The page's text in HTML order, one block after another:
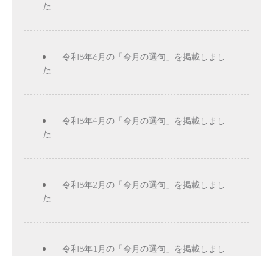
た
令和8年6月の「今月の選句」を掲載しまし
た
令和8年4月の「今月の選句」を掲載しまし
た
令和8年2月の「今月の選句」を掲載しまし
た
令和8年1月の「今月の選句」を掲載しまし